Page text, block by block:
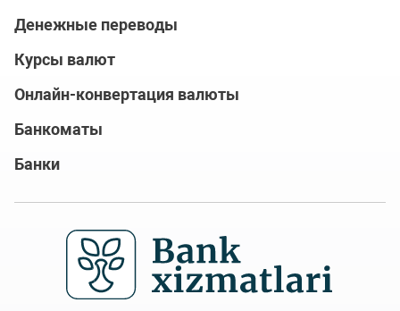
Денежные переводы
Курсы валют
Онлайн-конвертация валюты
Банкоматы
Банки